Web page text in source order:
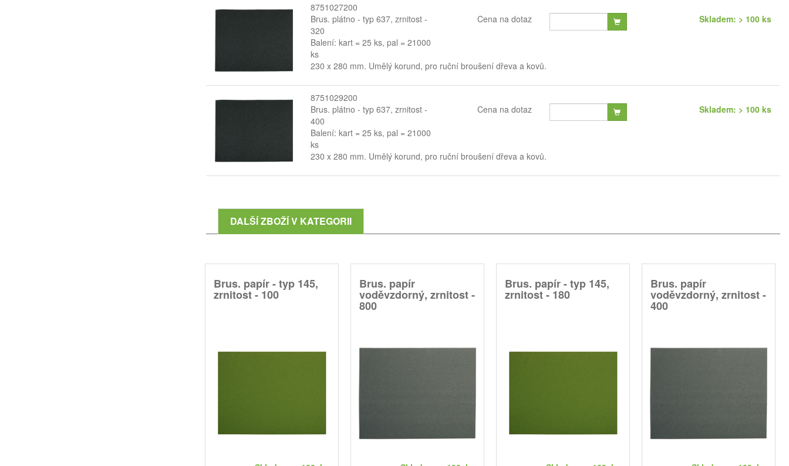
8751027200
Brus. plátno - typ 637, zrnitost -
320
Balení: kart = 25 ks, pal = 21000
ks
Cena na dotaz Skladem: > 100 ks
230 x 280 mm. Umělý korund, pro ruční broušení dřeva a kovů.
8751029200
Brus. plátno - typ 637, zrnitost -
400
Balení: kart = 25 ks, pal = 21000
ks
Cena na dotaz Skladem: > 100 ks
230 x 280 mm. Umělý korund, pro ruční broušení dřeva a kovů.
DALŠÍ ZBOŽÍ V KATEGORII
Brus. papír - typ 145,
zrnitost - 100
Brus. papír
voděvzdorný, zrnitost -
800
Brus. papír - typ 145,
zrnitost - 180
Brus. papír
voděvzdorný, zrnitost -
400